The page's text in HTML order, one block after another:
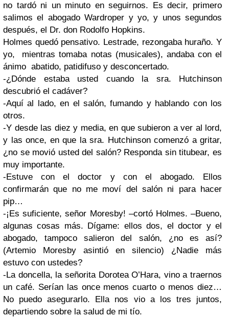
no tardó ni un minuto en seguirnos. Es decir, primero
salimos el abogado Wardroper y yo, y unos segundos
después, el Dr. don Rodolfo Hopkins.
Holmes quedó pensativo. Lestrade, rezongaba huraño. Y
yo, mientras tomaba notas (musicales), andaba con el
ánimo abatido, patidifuso y desconcertado.
-¿Dónde estaba usted cuando la sra. Hutchinson
descubrió el cadáver?
-Aquí al lado, en el salón, fumando y hablando con los
otros.
-Y desde las diez y media, en que subieron a ver al lord,
y las once, en que la sra. Hutchinson comenzó a gritar,
¿no se movió usted del salón? Responda sin titubear, es
muy importante.
-Estuve con el doctor y con el abogado. Ellos
confirmarán que no me moví del salón ni para hacer
pip…
-¡Es suficiente, señor Moresby! –cortó Holmes. –Bueno,
algunas cosas más. Dígame: ellos dos, el doctor y el
abogado, tampoco salieron del salón, ¿no es así?
(Artemio Moresby asintió en silencio) ¿Nadie más
estuvo con ustedes?
-La doncella, la señorita Dorotea O’Hara, vino a traernos
un café. Serían las once menos cuarto o menos diez…
No puedo asegurarlo. Ella nos vio a los tres juntos,
departiendo sobre la salud de mi tío.